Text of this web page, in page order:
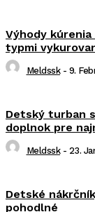
Výhody
typmi
Meldssk - 9.
Detský turban
doplnok pre
Meldssk - 23.
Detské
pohodlné